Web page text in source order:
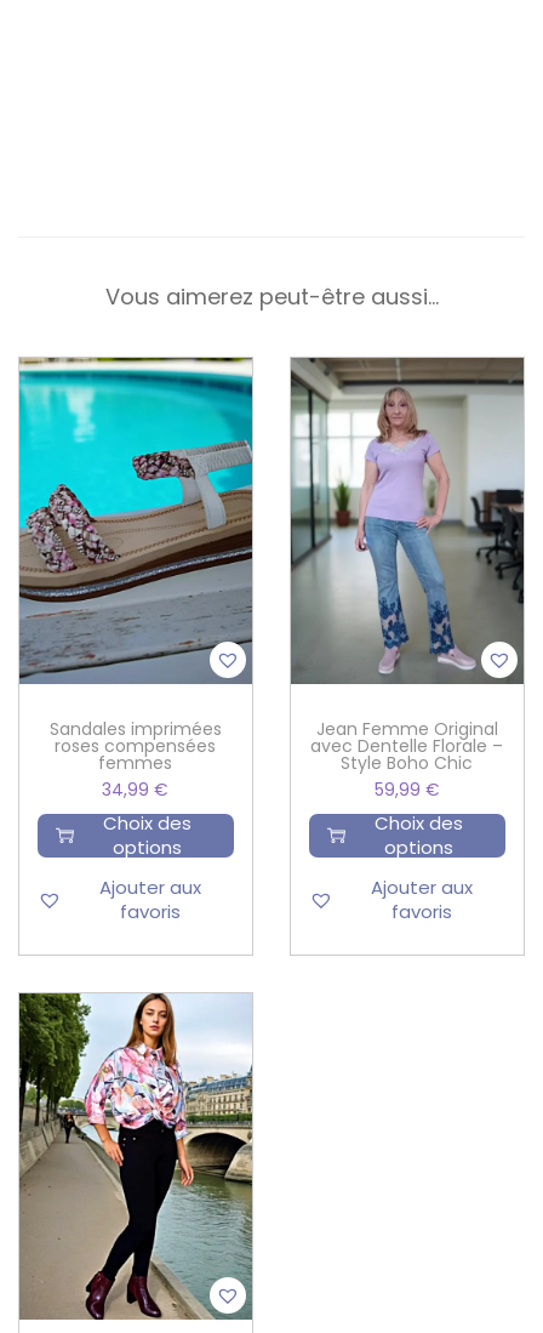
Vous aimerez peut-être aussi…
Sandales imprimées
roses compensées
femmes
34,99€
Choix des
options
Ajouter aux
favoris
Jean Femme Original
avec Dentelle Florale –
Style Boho Chic
59,99 €
Choix des
options
Ajouter aux
favoris